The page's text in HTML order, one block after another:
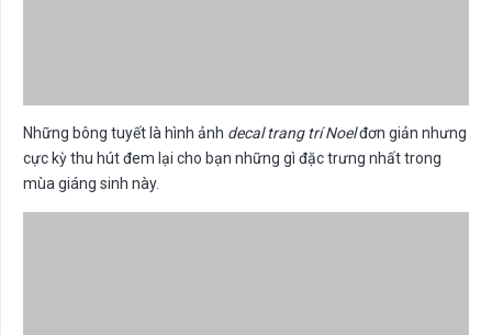
Những bông tuyết là hình ảnh decal trang trí Noelđơn giản nhưng
cực kỳ thu hút đem lại cho bạn những gì đặc trưng nhất trong
mùa giáng sinh này.